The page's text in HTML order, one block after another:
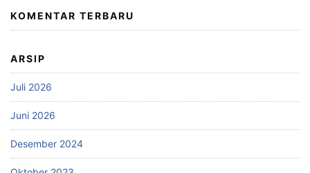
KOMENTAR TERBARU
ARSIP
Juli 2026
Juni 2026
Desember 2024